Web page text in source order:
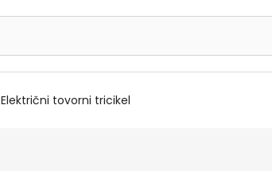
Električni tovorni tricikel